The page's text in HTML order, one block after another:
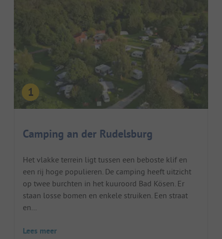
Camping an der Rudelsburg
Het vlakke terrein ligt tussen een beboste klif en
een rij hoge populieren. De camping heeft uitzicht
op twee burchten in het kuuroord Bad Kösen. Er
staan losse bomen en enkele struiken. Een straat
en...
Lees meer